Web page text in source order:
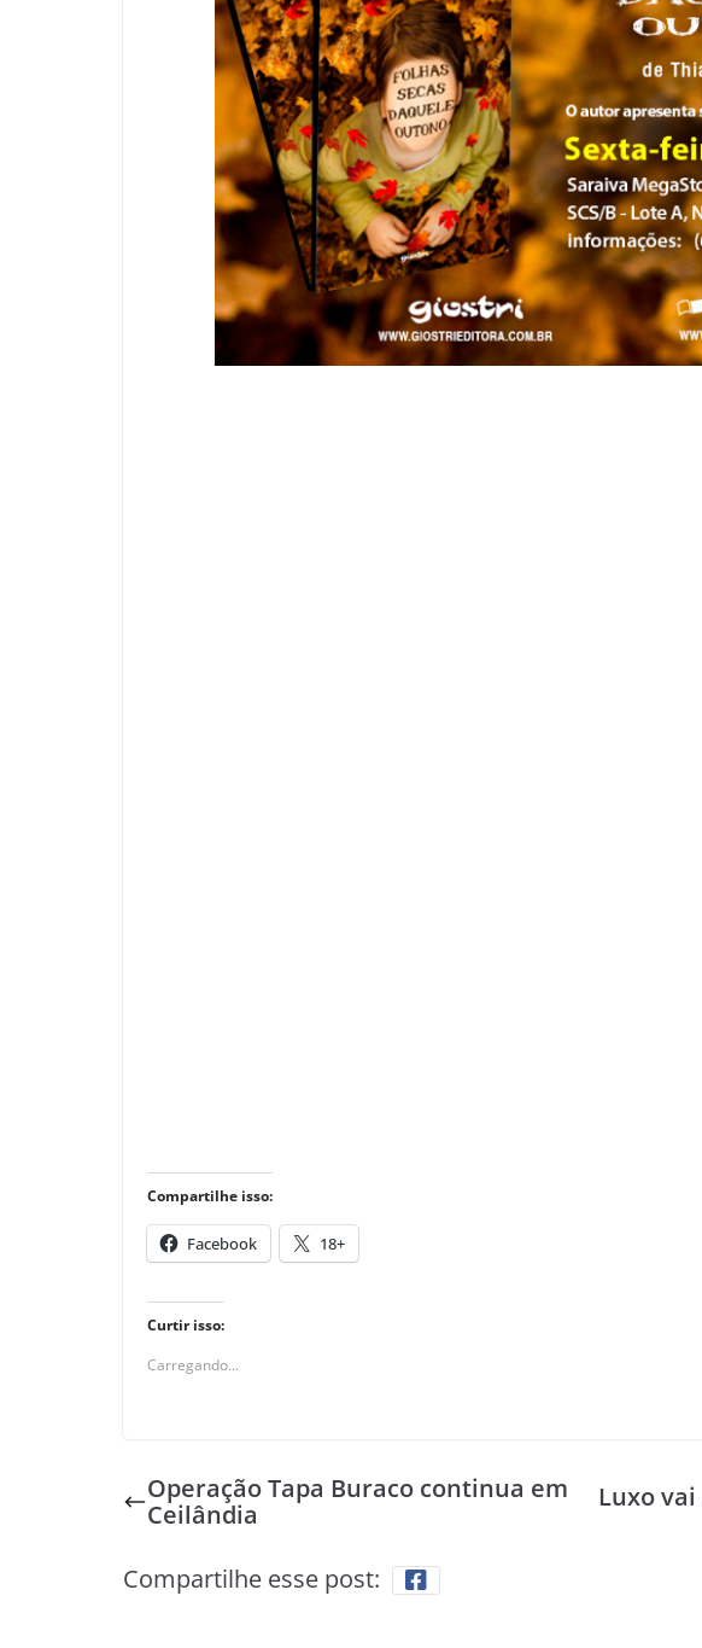
Compartilhe isso:
Facebook 18+
Curtir isso:
Carregando...
Operação Tapa Buraco continua em
Ceilândia
Luxo
Compartilhe esse post: